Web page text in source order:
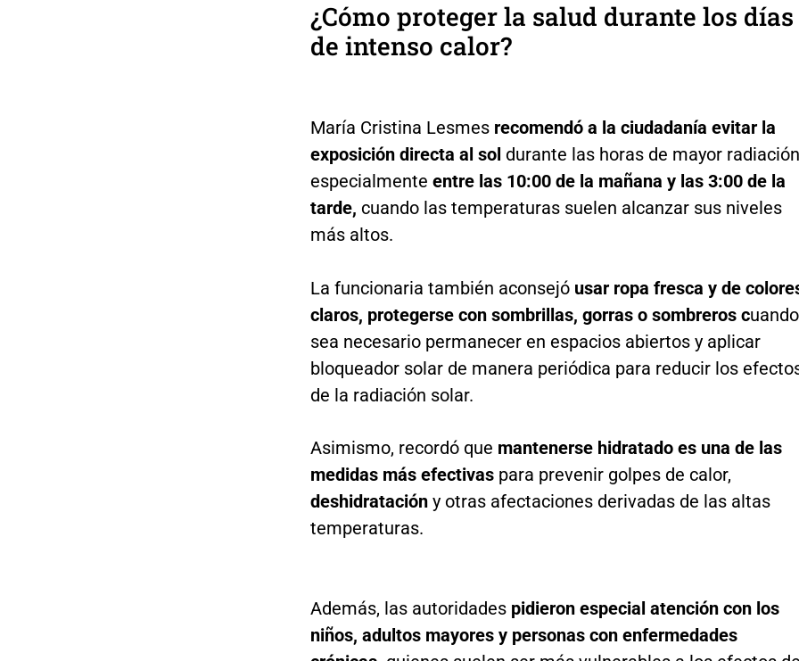
¿Cómo proteger la salud durante los días
de intenso calor?
María Cristina Lesmesrecomendó a la ciudadanía evitar la
exposición directa al sol durante las horas de mayor
especialmente entre las 10:00 de la mañana y las 3:00 de la
tarde, cuando las temperaturas suelen alcanzar sus niveles
más altos.
La funcionaria también aconsejó usar ropa fresca y de
claros, protegerse con sombrillas, gorras o sombreros cuando
sea necesario permanecer en espacios abiertos y aplicar
bloqueador solar de manera periódica para reducir los
de la radiación solar.
Asimismo, recordó que mantenerse hidratado es una de las
medidas más efectivaspara prevenir golpes de calor,
deshidratacióny otras afectaciones derivadas de las altas
temperaturas.
Además, las autoridades pidieron especial atención con los
niños, adultos mayores y personas con enfermedades